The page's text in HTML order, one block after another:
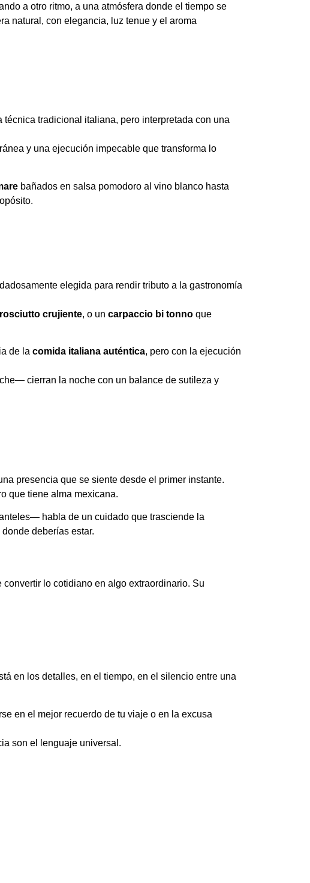
a otro ritmo, a una atmósfera donde el tiempo se
natural, con elegancia, luz tenue y el aroma
tradicional italiana, pero interpretada con una
y una ejecución impecable que transforma lo
bañados en salsa pomodoro al vino blanco hasta
elegida para rendir tributo a la gastronomía
crujiente, o un carpaccio bi tonno que
de la comida italiana auténtica, pero con la ejecución
cierran la noche con un balance de sutileza y
presencia que se siente desde el primer instante.
que tiene alma mexicana.
habla de un cuidado que trasciende la
deberías estar.
lo cotidiano en algo extraordinario. Su
en los detalles, en el tiempo, en el silencio entre una
en el mejor recuerdo de tu viaje o en la excusa
son el lenguaje universal.